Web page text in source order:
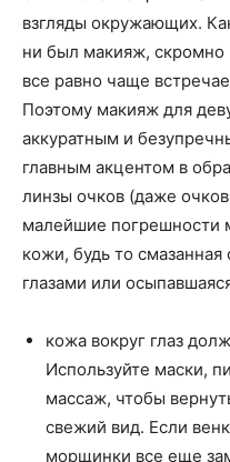
взгляды окружающих.
ни был макияж, скромно
все равно чаще
Поэтому макияж для
аккуратным и
главным акцентом в
линзы очков (даже
малейшие погрешности
кожи, будь то
глазами или
кожа вокруг глаз
Используйте маски,
массаж, чтобы
свежий вид. Если
морщинки все еще